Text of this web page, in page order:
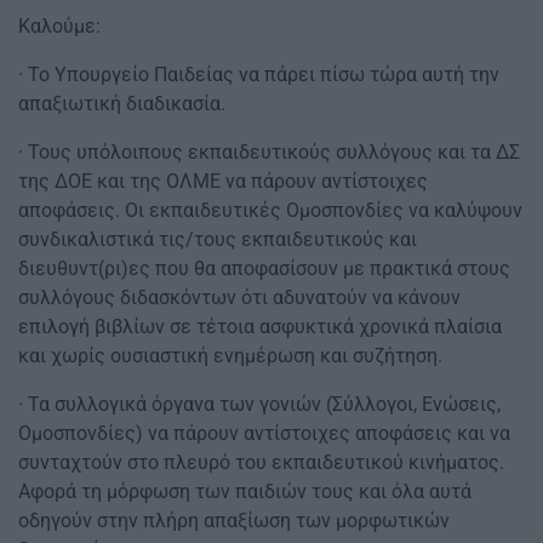
Καλούμε:
· Το Υπουργείο Παιδείας να πάρει πίσω τώρα αυτή την
απαξιωτική διαδικασία.
· Τους υπόλοιπους εκπαιδευτικούς συλλόγους και τα ΔΣ
της ΔΟΕ και της ΟΛΜΕ να πάρουν αντίστοιχες
αποφάσεις. Οι εκπαιδευτικές Ομοσπονδίες να καλύψουν
συνδικαλιστικά τις/τους εκπαιδευτικούς και
διευθυντ(ρι)ες που θα αποφασίσουν με πρακτικά στους
συλλόγους διδασκόντων ότι αδυνατούν να κάνουν
επιλογή βιβλίων σε τέτοια ασφυκτικά χρονικά πλαίσια
και χωρίς ουσιαστική ενημέρωση και συζήτηση.
· Τα συλλογικά όργανα των γονιών (Σύλλογοι, Ενώσεις,
Ομοσπονδίες) να πάρουν αντίστοιχες αποφάσεις και να
συνταχτούν στο πλευρό του εκπαιδευτικού κινήματος.
Αφορά τη μόρφωση των παιδιών τους και όλα αυτά
οδηγούν στην πλήρη απαξίωση των μορφωτικών